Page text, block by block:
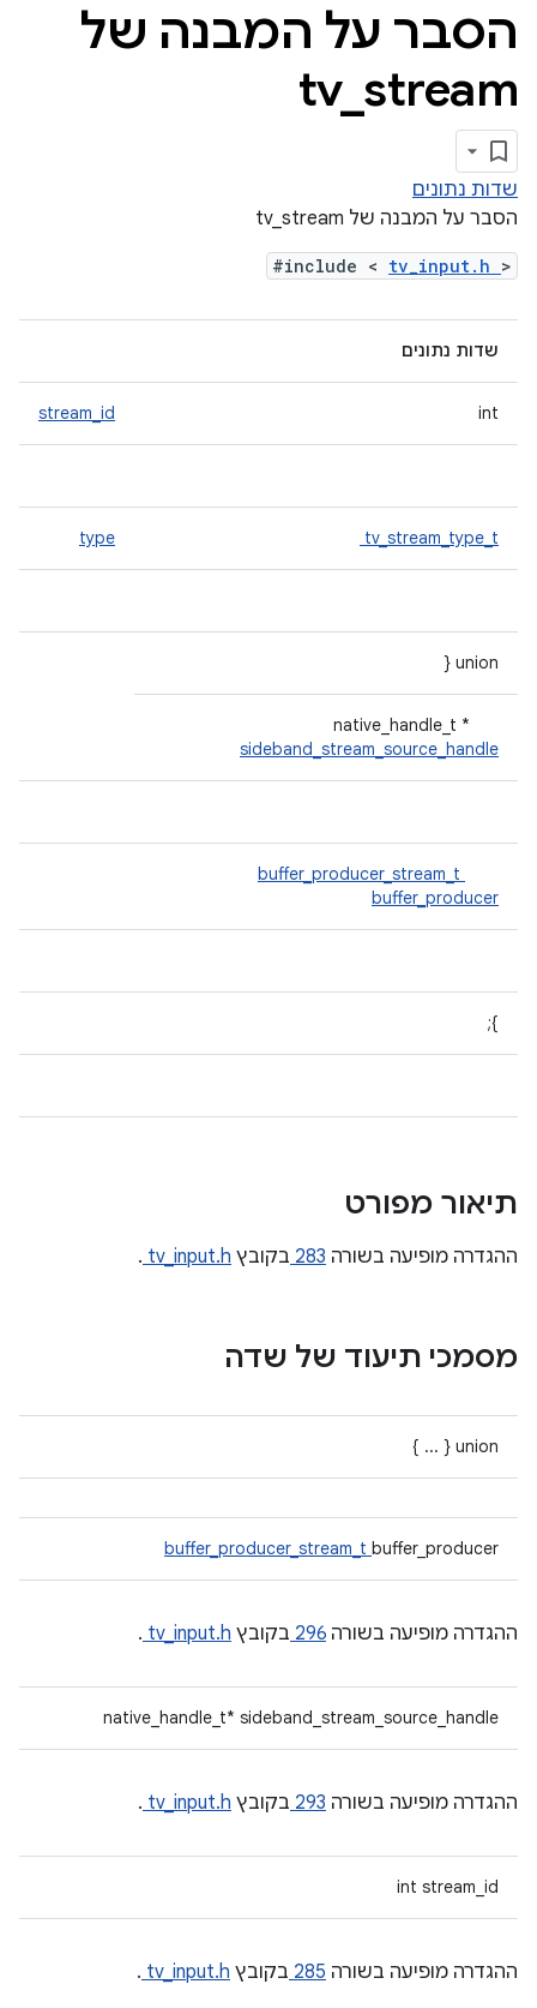
הסבר על המבנה של
tv_ stream
שדות נתונים
הסבר על המבנה של tv_stream
#include < tv_input.h >
שדות נתונים
int
stream_id
tv_stream_type_t
type
union {
sideband_stream_source_handle
buffer_producer_stream_t
buffer_producer
};
תיאור מפורט
ההגדרה מופיעה בשורה 283 בקובץ tv_input.h
.
מסמכי תיעוד של שדה
union { ... }
buffer_producer_stream_t buffer_producer
ההגדרה מופיעה בשורה 296 בקובץ tv_input.h
.
native_handle_t* sideband_stream_source_handle
ההגדרה מופיעה בשורה 293 בקובץ tv_input.h
.
int stream_id
ההגדרה מופיעה בשורה 285 בקובץ tv_input.h
.